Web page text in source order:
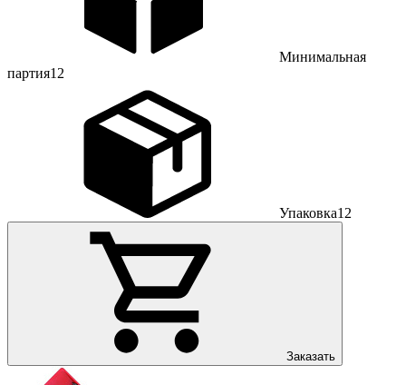
Минимальная
партия12
Упаковка12
Заказать